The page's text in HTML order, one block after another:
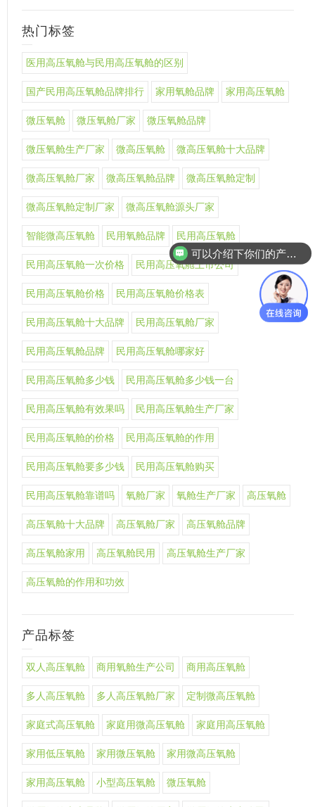
热门标签
医用高压氧舱与民用高压氧舱的区别
国产民用高压氧舱品牌排行 家用氧舱品牌 家用高压氧舱
微压氧舱 微压氧舱厂家 微压氧舱品牌
微压氧舱生产厂家 微高压氧舱 微高压氧舱十大品牌
微高压氧舱厂家 微高压氧舱品牌 微高压氧舱定制
微高压氧舱定制厂家 微高压氧舱源头厂家
智能微高压氧舱 民用氧舱品牌 民用高压氧舱
民用高压氧舱一次价格 民用高压氧舱上市公司
民用高压氧舱价格 民用高压氧舱价格表
民用高压氧舱十大品牌 民用高压氧舱厂家
民用高压氧舱品牌 民用高压氧舱哪家好
民用高压氧舱多少钱 民用高压氧舱多少钱一台
民用高压氧舱有效果吗 民用高压氧舱生产厂家
民用高压氧舱的价格 民用高压氧舱的作用
民用高压氧舱要多少钱 民用高压氧舱购买
民用高压氧舱靠谱吗 氧舱厂家 氧舱生产厂家 高压氧舱
高压氧舱十大品牌 高压氧舱厂家 高压氧舱品牌
高压氧舱家用 高压氧舱民用 高压氧舱生产厂家
高压氧舱的作用和功效
产品标签
双人高压氧舱 商用氧舱生产公司 商用高压氧舱
多人高压氧舱 多人高压氧舱厂家 定制微高压氧舱
家庭式高压氧舱 家庭用微高压氧舱 家庭用高压氧舱
家用低压氧舱 家用微压氧舱 家用微高压氧舱
家用高压氧舱 小型高压氧舱 微压氧舱
可以介绍下你们的产品么